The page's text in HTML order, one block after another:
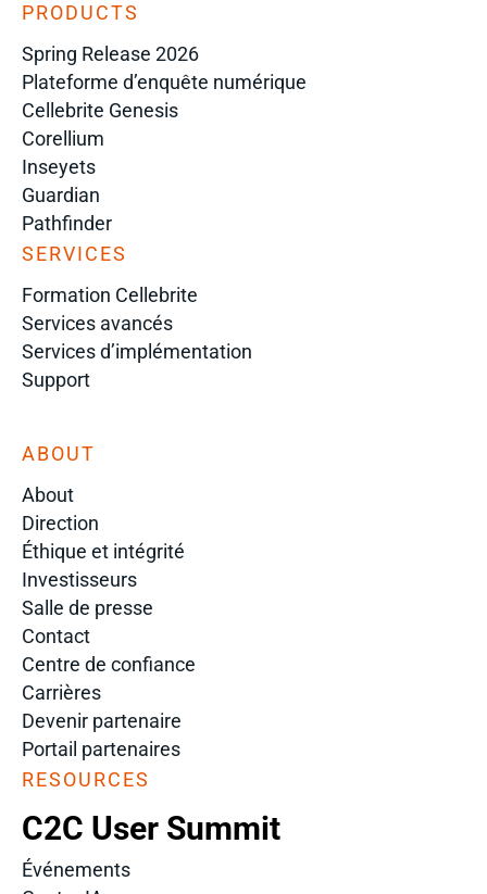
PRODUCTS
Spring Release 2026
Plateforme d’enquête numérique
Cellebrite Genesis
Corellium
Inseyets
Guardian
Pathfinder
SERVICES
Formation Cellebrite
Services avancés
Services d’implémentation
Support
ABOUT
About
Direction
Éthique et intégrité
Investisseurs
Salle de presse
Contact
Centre de confiance
Carrières
Devenir partenaire
Portail partenaires
RESOURCES
C2C User Summit
Événements